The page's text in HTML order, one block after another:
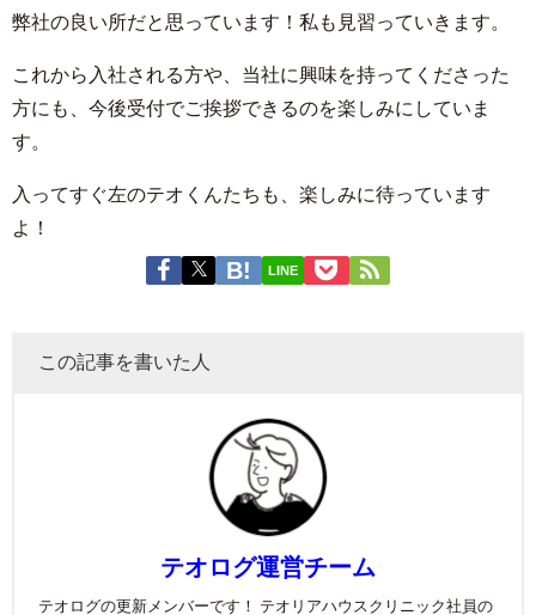
弊社の良い所だと思っています！私も見習っていきます。
これから入社される方や、当社に興味を持ってくださった
方にも、今後受付でご挨拶できるのを楽しみにしていま
す。
入ってすぐ左のテオくんたちも、楽しみに待っています
よ！
LINE
この記事を書いた人
テオログ運営チーム
テオログの更新メンバーです！ テオリアハウスクリニック社員の